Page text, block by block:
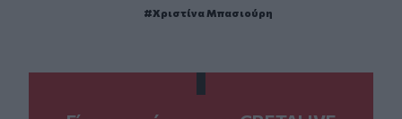
Χριστίνα Μπασιούρη